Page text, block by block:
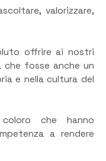
valorizzare,
offrire ai nostri
che fosse anche un
e nella cultura del
che hanno
a rendere